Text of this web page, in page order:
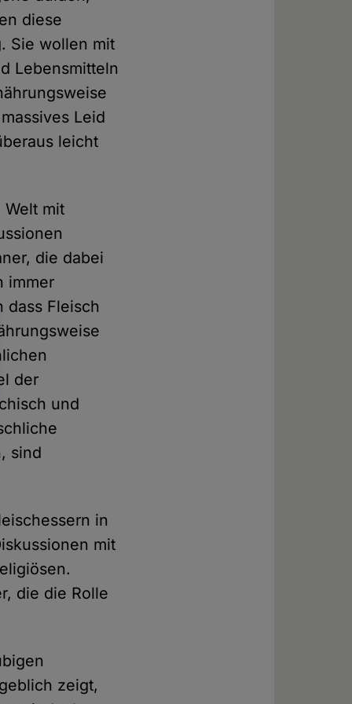
diese
Sie wollen mit
Lebensmitteln
Leid
leicht
Welt mit
die dabei
immer
dass Fleisch
der
und
sind
in
mit
die die Rolle
zeigt,